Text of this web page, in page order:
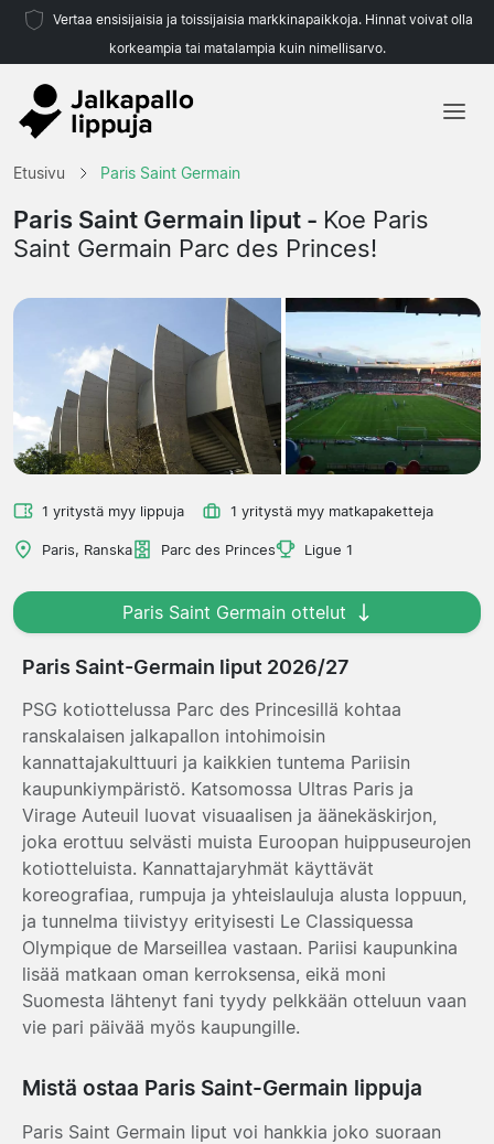
Vertaa ensisijaisia ja toissijaisia markkinapaikkoja. Hinnat voivat olla
korkeampia tai matalampia kuin nimellisarvo.
Etusivu
Joukkueet
Liigat
Etusivu Paris Saint Germain
Paris Saint Germain liput - Koe Paris
Saint Germain Parc des Princes!
1 yritystä myy lippuja 1 yritystä myy matkapaketteja
Paris, Ranska Parc des Princes Ligue 1
Paris Saint Germain ottelut
Paris Saint-Germain liput 2026/27
PSG kotiottelussa Parc des Princesillä kohtaa
ranskalaisen jalkapallon intohimoisin
kannattajakulttuuri ja kaikkien tuntema Pariisin
kaupunkiympäristö. Katsomossa Ultras Paris ja
Virage Auteuil luovat visuaalisen ja äänekäskirjon,
joka erottuu selvästi muista Euroopan huippuseurojen
kotiotteluista. Kannattajaryhmät käyttävät
koreografiaa, rumpuja ja yhteislauluja alusta loppuun,
ja tunnelma tiivistyy erityisesti Le Classiquessa
Olympique de Marseillea vastaan. Pariisi kaupunkina
lisää matkaan oman kerroksensa, eikä moni
Suomesta lähtenyt fani tyydy pelkkään otteluun vaan
vie pari päivää myös kaupungille.
Mistä ostaa Paris Saint-Germain lippuja
Paris Saint Germain liput voi hankkia joko suoraan